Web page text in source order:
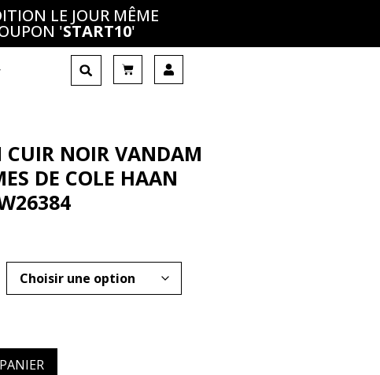
LE JOUR MÊME
'START10'
CUIR NOIR VANDAM
DE COLE HAAN